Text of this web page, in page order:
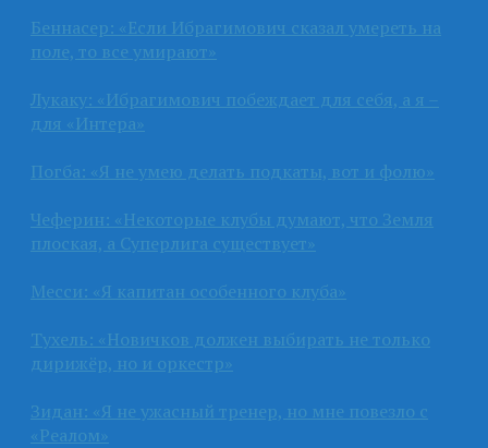
Беннасер: «Если Ибрагимович сказал умереть на
поле, то все умирают»
Лукаку: «Ибрагимович побеждает для себя, а я –
для «Интера»
Погба: «Я не умею делать подкаты, вот и фолю»
Чеферин: «Некоторые клубы думают, что Земля
плоская, а Суперлига существует»
Месси: «Я капитан особенного клуба»
Тухель: «Новичков должен выбирать не только
дирижёр, но и оркестр»
Зидан: «Я не ужасный тренер, но мне повезло с
«Реалом»